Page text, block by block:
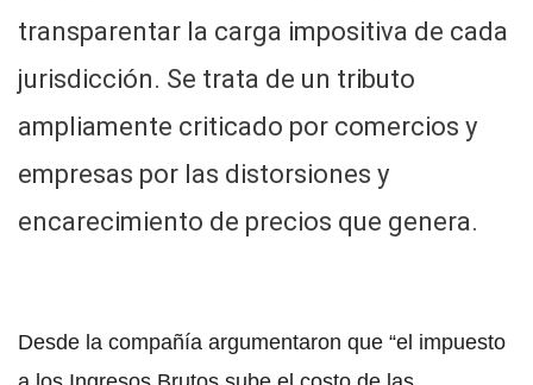
transparentar la carga impositiva de cada
jurisdicción. Se trata de un tributo
ampliamente criticado por comercios y
empresas por las distorsiones y
encarecimiento de precios que genera.
Desde la compañía argumentaron que “el impuesto